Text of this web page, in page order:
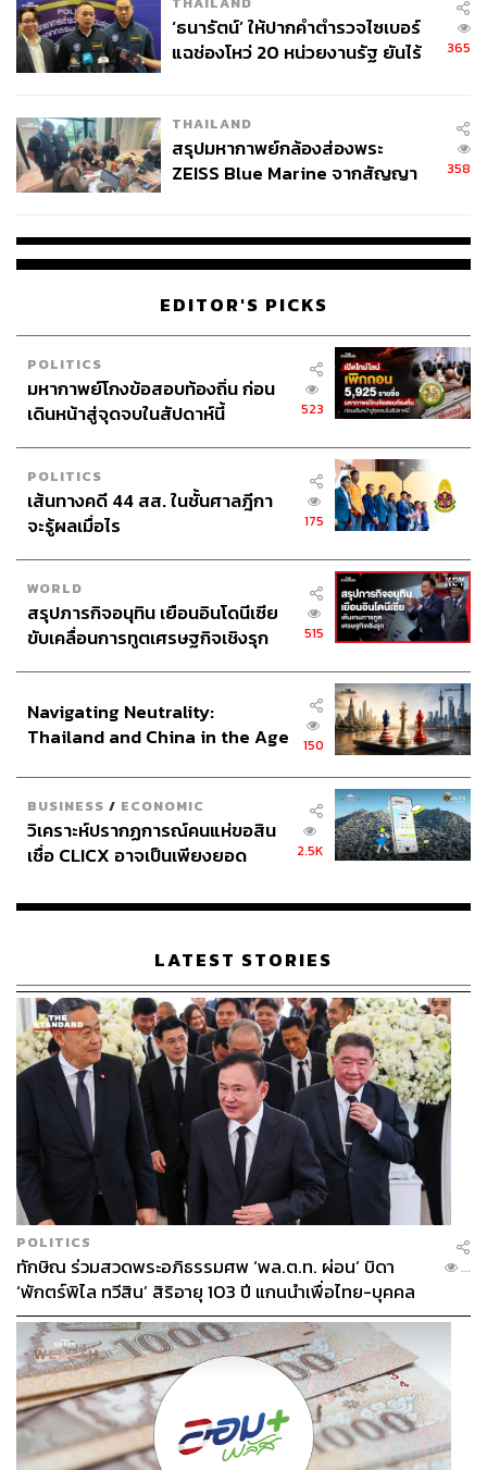
เรียบเสมอกับพื้น แต่จะต้องมีฐานเพื่อรองรับน้ำหนักทั้งส่วน
ข้างบนและในบ่อด้วย
ผู้รับผิดชอบงานสูงขึ้น แต่ผลกระทบต่อประชาชนจะน้อยลง
ซึ่งในเรื่องนี้จำเป็นต้องทำ
TAGS: โครงการนำสายไฟฟ้าลงใต้ดิน
กรุงเทพมหานคร
ผู้ว่าฯ กทม.
ผู้ว่าราชการกรุงเทพมหานคร
บริษัทเอกชน
สายไฟฟ้า
ABOUT THE AUTHOR
‘ธนารัตน์’ ให้ปากคำตำรวจไซเบอร์
แฉช่องโหว่ 20 หน่วยงานรัฐ ยันไร้
365
THAILAND
สรุปมหากาพย์กล้องส่องพระ
ZEISS Blue Marine จากสัญญา
จ่ายหนี้-แอบระบุแบรนด์
358
EDITOR'S PICKS
POLITICS
มหากาพย์โกงข้อสอบท้องถิ่น ก่อน
เดินหน้าสู่จุดจบในสัปดาห์นี้
523
POLITICS
เส้นทางคดี 44 สส. ในชั้นศาลฎีกา
จะรู้ผลเมื่อไร
175
WORLD
สรุปภารกิจอนุทิน เยือนอินโดนีเซีย
ขับเคลื่อนการทูตเศรษฐกิจเชิงรุก
515
Navigating Neutrality:
Thailand and China in the Age
150
BUSINESS / ECONOMIC
วิเคราะห์ปรากฏการณ์คนแห่ขอสิน
เชื่อ CLICX อาจเป็นเพียงยอด
เรือนไทยที่ถูกซุกไว้
2.5K
LATEST STORIES
POLITICS
ทักษิณ ร่วมสวดพระอภิธรรมศพ ‘พล.ต.ท. ผ่อน’ บิดา
‘พักตร์พิไล ทวีสิน’ สิริอายุ 103 ปี แกนนำเพื่อไทย-บุคคล
หลากวงการร่วมอาลัย
...